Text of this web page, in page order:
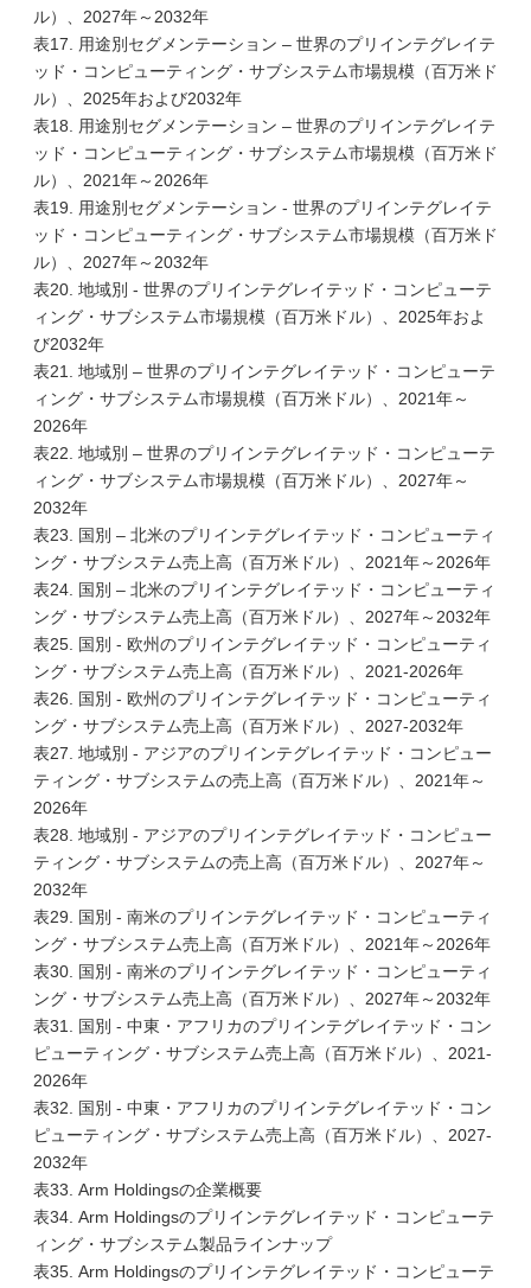
ル）、2027年～2032年
表17. 用途別セグメンテーション – 世界のプリインテグレイテ
ッド・コンピューティング・サブシステム市場規模（百万米ド
ル）、2025年および2032年
表18. 用途別セグメンテーション – 世界のプリインテグレイテ
ッド・コンピューティング・サブシステム市場規模（百万米ド
ル）、2021年～2026年
表19. 用途別セグメンテーション - 世界のプリインテグレイテ
ッド・コンピューティング・サブシステム市場規模（百万米ド
ル）、2027年～2032年
表20. 地域別 - 世界のプリインテグレイテッド・コンピューテ
ィング・サブシステム市場規模（百万米ドル）、2025年およ
び2032年
表21. 地域別 – 世界のプリインテグレイテッド・コンピューテ
ィング・サブシステム市場規模（百万米ドル）、2021年～
2026年
表22. 地域別 – 世界のプリインテグレイテッド・コンピューテ
ィング・サブシステム市場規模（百万米ドル）、2027年～
2032年
表23. 国別 – 北米のプリインテグレイテッド・コンピューティ
ング・サブシステム売上高（百万米ドル）、2021年～2026年
表24. 国別 – 北米のプリインテグレイテッド・コンピューティ
ング・サブシステム売上高（百万米ドル）、2027年～2032年
表25. 国別 - 欧州のプリインテグレイテッド・コンピューティ
ング・サブシステム売上高（百万米ドル）、2021-2026年
表26. 国別 - 欧州のプリインテグレイテッド・コンピューティ
ング・サブシステム売上高（百万米ドル）、2027-2032年
表27. 地域別 - アジアのプリインテグレイテッド・コンピュー
ティング・サブシステムの売上高（百万米ドル）、2021年～
2026年
表28. 地域別 - アジアのプリインテグレイテッド・コンピュー
ティング・サブシステムの売上高（百万米ドル）、2027年～
2032年
表29. 国別 - 南米のプリインテグレイテッド・コンピューティ
ング・サブシステム売上高（百万米ドル）、2021年～2026年
表30. 国別 - 南米のプリインテグレイテッド・コンピューティ
ング・サブシステム売上高（百万米ドル）、2027年～2032年
表31. 国別 - 中東・アフリカのプリインテグレイテッド・コン
ピューティング・サブシステム売上高（百万米ドル）、2021-
2026年
表32. 国別 - 中東・アフリカのプリインテグレイテッド・コン
ピューティング・サブシステム売上高（百万米ドル）、2027-
2032年
表33. Arm Holdingsの企業概要
表34. Arm Holdingsのプリインテグレイテッド・コンピューテ
ィング・サブシステム製品ラインナップ
表35. Arm Holdingsのプリインテグレイテッド・コンピューテ